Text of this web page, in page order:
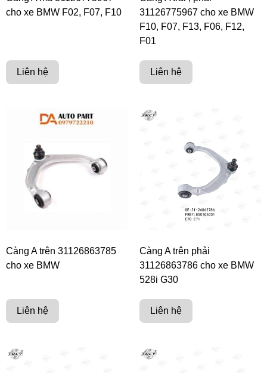
cho xe BMW F02, F07, F10
Liên hệ
31126775967 cho xe BMW
F10, F07, F13, F06, F12,
F01
Liên hệ
Càng A trên 31126863785
cho xe BMW
Liên hệ
Càng A trên phải
31126863786 cho xe BMW
528i G30
Liên hệ